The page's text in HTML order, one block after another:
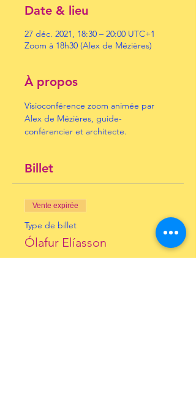
Date & lieu
27 déc. 2021, 18:30 – 20:00 UTC+1
Zoom à 18h30 (Alex de Mézières)
À propos
Visioconférence zoom animée par
Alex de Mézières, guide-
conférencier et architecte.
Billet
Vente expirée
Type de billet
Ólafur Elíasson